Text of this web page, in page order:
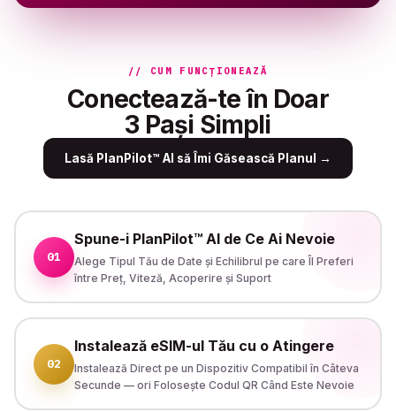
// CUM FUNCȚIONEAZĂ
Conectează-te în Doar
3 Pași Simpli
Lasă PlanPilot™ AI să Îmi Găsească Planul →
01
Spune-i PlanPilot™ AI de Ce Ai Nevoie
Alege Tipul Tău de Date și Echilibrul pe care Îl Preferi
între Preț, Viteză, Acoperire și Suport
02
Instalează eSIM-ul Tău cu o Atingere
Instalează Direct pe un Dispozitiv Compatibil în Câteva
Secunde — ori Folosește Codul QR Când Este Nevoie